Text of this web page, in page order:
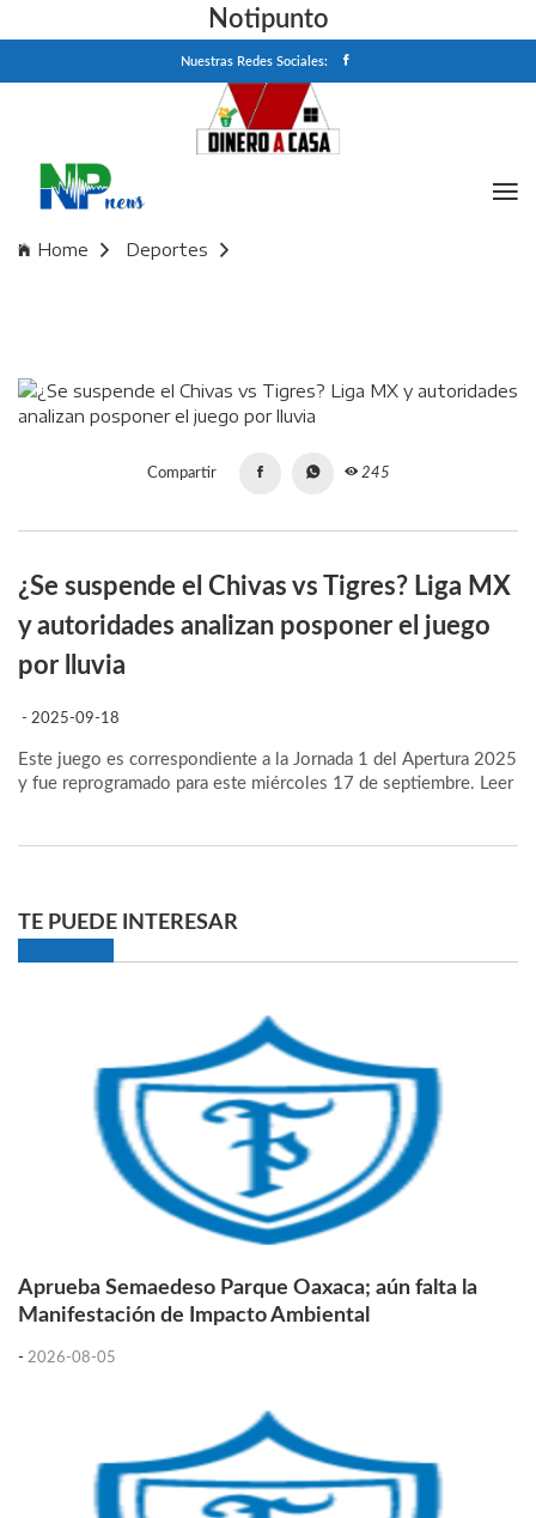
Notipunto
Nuestras Redes Sociales:
Home
Deportes
Compartir 245
¿Se suspende el Chivas vs Tigres? Liga MX
y autoridades analizan posponer el juego
por lluvia
- 2025-09-18
Este juego es correspondiente a la Jornada 1 del Apertura 2025
y fue reprogramado para este miércoles 17 de septiembre. Leer
TE PUEDE INTERESAR
Aprueba Semaedeso Parque Oaxaca; aún falta la
Manifestación de Impacto Ambiental
- 2026-08-05